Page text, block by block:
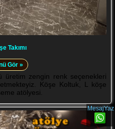
Takımı
Gör »
üretim zengin renk seçenekleri
Köşe Koltuk, L köşe
atölyesi.
MesajYaz